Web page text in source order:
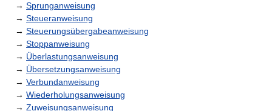
→ Sprunganweisung
→ Steueranweisung
→ Steuerungsübergabeanweisung
→ Stoppanweisung
→ Überlastungsanweisung
→ Übersetzungsanweisung
→ Verbundanweisung
→ Wiederholungsanweisung
→ Zuweisungsanweisung